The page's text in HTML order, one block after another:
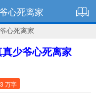
心死离家
心死离家
少爷心死离家
万字